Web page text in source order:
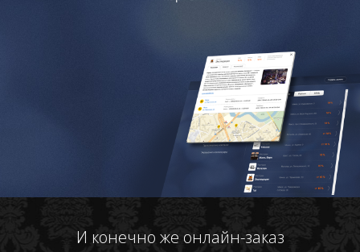
И конечно же онлайн-заказ